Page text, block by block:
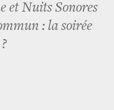
et Nuits Sonores
: la soirée